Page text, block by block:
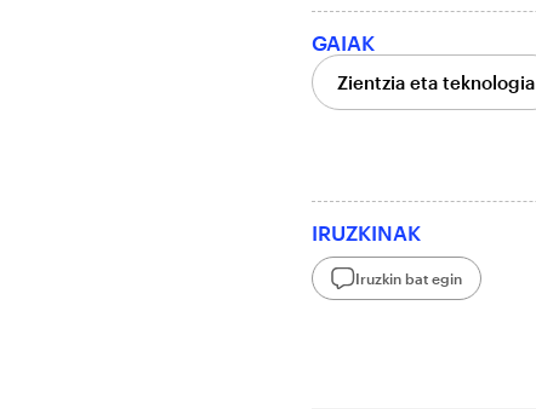
GAIAK
Zientzia eta teknologia
IRUZKINAK
Iruzkin bat egin